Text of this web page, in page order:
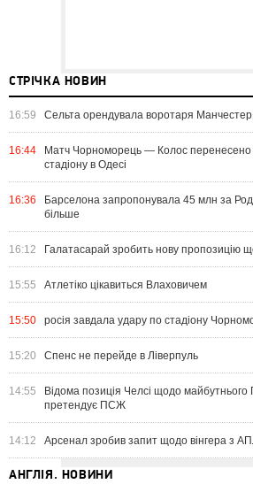
СТРІЧКА НОВИН
16:59 Сельта орендувала воротаря
16:44
Матч Чорноморець — Колос перенесено
стадіону в Одесі
16:36
Барселона запропонувала 45 млн за
більше
16:12 Галатасарай зробить нову пропозицію
15:55 Атлетіко цікавиться Влаховичем
15:50 росія завдала удару по стадіону
15:20 Спенс не перейде в Ліверпуль
14:55
Відома позиція Челсі щодо
претендує ПСЖ
14:12 Арсенал зробив запит щодо вінгера з
АНГЛІЯ. НОВИНИ